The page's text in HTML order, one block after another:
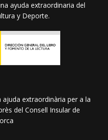
ayuda extraordinaria del
y Deporte.
extraordinària per a la
del Consell Insular de